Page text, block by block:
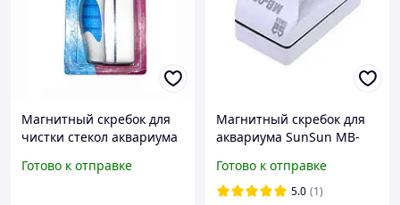
Магнитный скребок для
чистки стекол аквариума
Готово к отправке
Магнитный скребок для
аквариума SunSun MB-
8,5х5х5,5 см
Готово к отправке
5.0 (1)